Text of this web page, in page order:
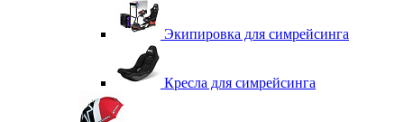
Экипировка для симрейсинга
Кресла для симрейсинга